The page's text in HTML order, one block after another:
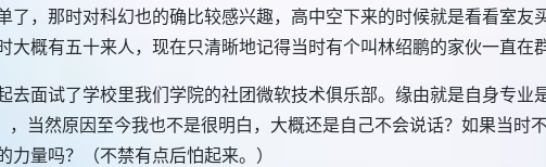
了，那时对科幻也的确比较感兴趣，高中空下来的时候就是看看室
概有五十来人，现在只清晰地记得当时有个叫林绍鹏的家伙一直在
去面试了学校里我们学院的社团微软技术俱乐部。缘由就是自身专
当然原因至今我也不是很明白，大概还是自己不会说话？如果当
量吗？（不禁有点后怕起来。）